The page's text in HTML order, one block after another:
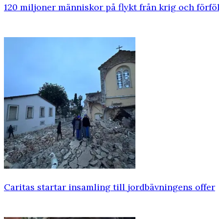
120 miljoner människor på flykt från krig och
Caritas startar insamling till jordbävningens offer